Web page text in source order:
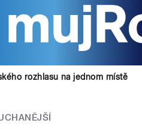
rozhlasu na jednom místě